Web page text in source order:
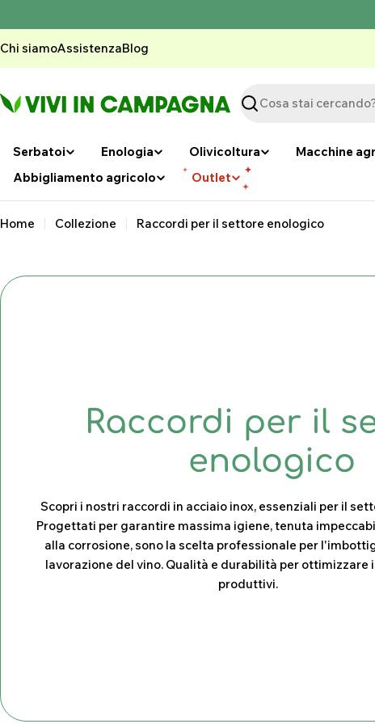
al
contenuto
Chi siamoAssistenzaBlog
Ricerca
Serbatoi Enologia Olivicoltura Macchine
Abbigliamento agricolo
Outlet
Home Collezione Raccordi per il settore enologico
l
l
e
Raccordi per il
enologico
Scopri i nostri raccordi in acciaio inox, essenziali per il
Progettati per garantire massima igiene, tenuta
alla corrosione, sono la scelta professionale per
lavorazione del vino. Qualità e durabilità per ottimizzare
produttivi.